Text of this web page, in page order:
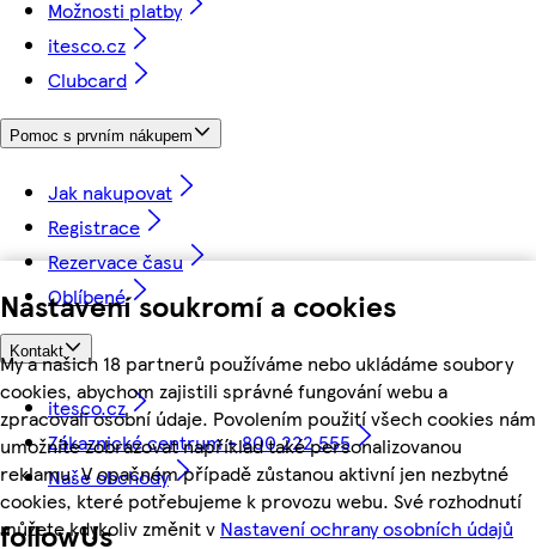
Nastavení soukromí a cookies
My a našich 18 partnerů používáme nebo ukládáme soubory
cookies, abychom zajistili správné fungování webu a
zpracovali osobní údaje. Povolením použití všech cookies nám
umožníte zobrazovat například také personalizovanou
reklamu. V opačném případě zůstanou aktivní jen nezbytné
cookies, které potřebujeme k provozu webu. Své rozhodnutí
můžete kdykoliv změnit v Nastavení ochrany osobních údajů
Možnosti platby
itesco.cz
Clubcard
Pomoc s prvním nákupem
Jak nakupovat
Registrace
Rezervace času
Oblíbené
Kontakt
itesco.cz
Zákaznické centrum - 800 222 555
Naše obchody
followUs